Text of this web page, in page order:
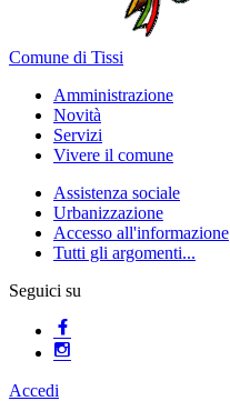
Comune di Tissi
Amministrazione
Novità
Servizi
Vivere il comune
Assistenza sociale
Urbanizzazione
Accesso all'informazione
Tutti gli argomenti...
Seguici su
Accedi